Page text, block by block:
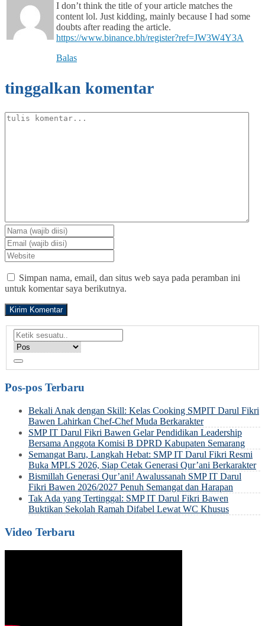
I don’t think the title of your article matches the
content lol. Just kidding, mainly because I had some
doubts after reading the article.
https://www.binance.bh/register?ref=JW3W4Y3A
Balas
tinggalkan komentar
Simpan nama, email, dan situs web saya pada peramban ini
untuk komentar saya berikutnya.
Pos-pos Terbaru
Bekali Anak dengan Skill: Kelas Cooking SMPIT Darul Fikri
Bawen Lahirkan Chef-Chef Muda Berkarakter
SMP IT Darul Fikri Bawen Gelar Pendidikan Leadership
Bersama Anggota Komisi B DPRD Kabupaten Semarang
Semangat Baru, Langkah Hebat: SMP IT Darul Fikri Resmi
Buka MPLS 2026, Siap Cetak Generasi Qur’ani Berkarakter
Bismillah Generasi Qur’ani! Awalussanah SMP IT Darul
Fikri Bawen 2026/2027 Penuh Semangat dan Harapan
Tak Ada yang Tertinggal: SMP IT Darul Fikri Bawen
Buktikan Sekolah Ramah Difabel Lewat WC Khusus
Video Terbaru